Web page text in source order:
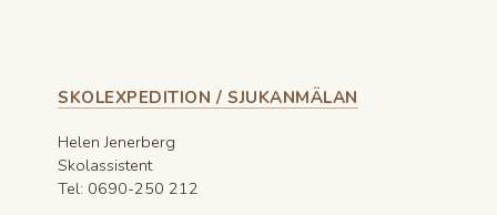
SKOLEXPEDITION / SJUKANMÄLAN
Helen Jenerberg
Skolassistent
Tel: 0690-250 212